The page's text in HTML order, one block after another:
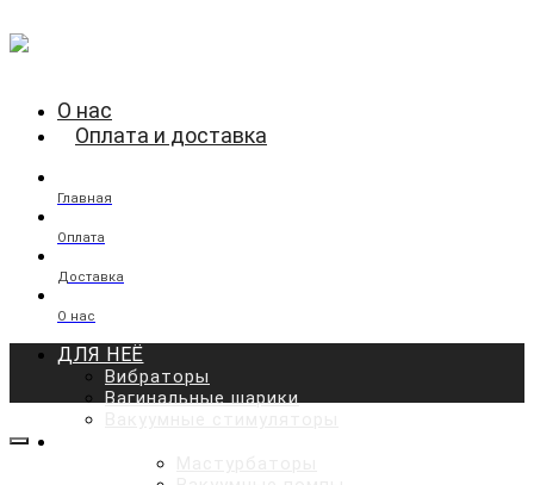
О нас
Оплата и доставка
Главная
Оплата
Доставка
О нас
ДЛЯ НЕЁ
Вибраторы
Вагинальные шарики